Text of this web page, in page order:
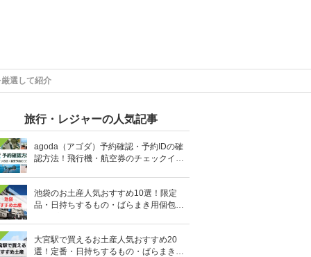
選して紹介
旅行・レジャーの人気記事
agoda（アゴダ）予約確認・予約IDの確
認方法！飛行機・航空券のチェックイン
池袋のお土産人気おすすめ10選！限定
品・日持ちするもの・ばらまき用個包装
大宮駅で買えるお土産人気おすすめ20
選！定番・日持ちするもの・ばらまき用